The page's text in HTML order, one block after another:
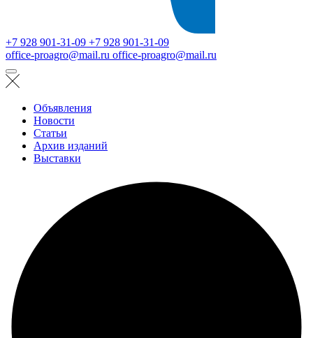
+7 928 901-31-09 +7 928 901-31-09
office-proagro@mail.ru office-proagro@mail.ru
Объявления
Новости
Статьи
Архив изданий
Выставки